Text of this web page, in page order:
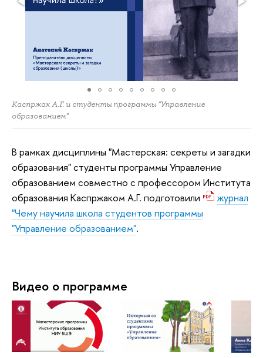
Каспржак А.Г. и студенты программы "Управление
образованием"
В рамках дисциплины "Мастерская: секреты и загадки
образования" студенты программы Управление
образованием совместно с профессором Института
образования Каспржаком А.Г. подготовили
журнал
"Чему научила школа студентов программы
"Управление образованием".
Видео о программе